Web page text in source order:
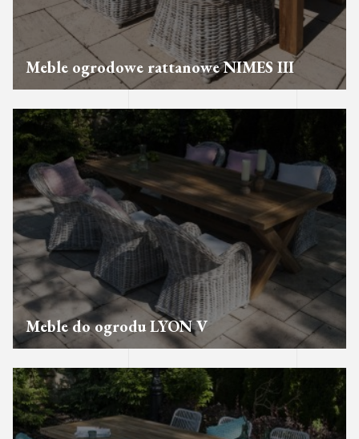
Meble ogrodowe rattanowe NIMES III
Meble do ogrodu LYON V